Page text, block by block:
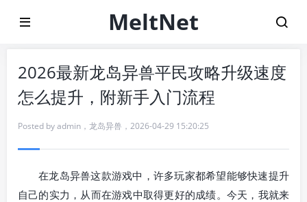
MeltNet
2026最新龙岛异兽平民攻略升级速度
怎么提升，附新手入门流程
Posted byadmin ， 龙岛异兽 ， 2026-04-29 15:20:25
在龙岛异兽这款游戏中，许多玩家都希望能够快速提升
自己的实力，从而在游戏中取得更好的成绩。今天，我就来